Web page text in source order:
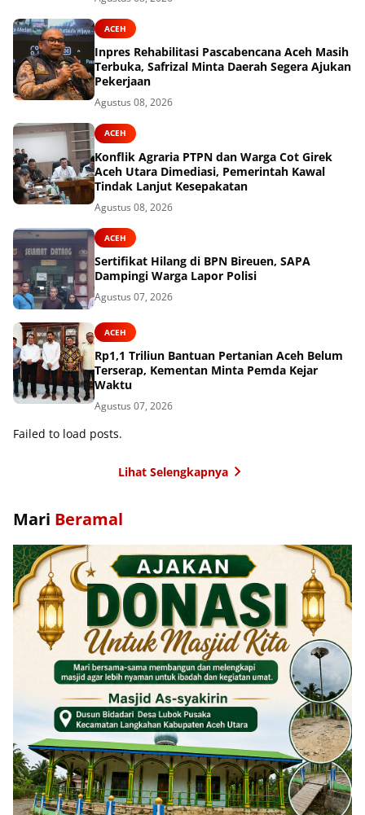
ACEH
Inpres Rehabilitasi Pascabencana Aceh Masih
Terbuka, Safrizal Minta Daerah Segera Ajukan
Pekerjaan
Agustus 08, 2026
ACEH
Konflik Agraria PTPN dan Warga Cot Girek
Aceh Utara Dimediasi, Pemerintah Kawal
Tindak Lanjut Kesepakatan
Agustus 08, 2026
ACEH
Sertifikat Hilang di BPN Bireuen, SAPA
Dampingi Warga Lapor Polisi
Agustus 07, 2026
ACEH
Rp1,1 Triliun Bantuan Pertanian Aceh Belum
Terserap, Kementan Minta Pemda Kejar
Waktu
Agustus 07, 2026
Failed to load posts.
Lihat Selengkapnya
Mari Beramal